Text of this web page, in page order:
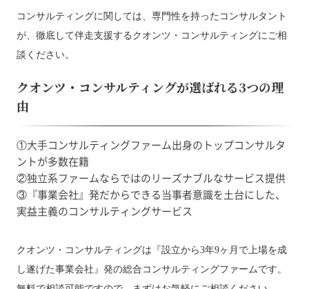
コンサルティングに関しては、専門性を持ったコンサルタント
が、徹底して伴走支援するクオンツ・コンサルティングにご相
談ください。
クオンツ・コンサルティングが選ばれる3つの理
由
①大手コンサルティングファーム出身のトップコンサルタ
ントが多数在籍
②独立系ファームならではのリーズナブルなサービス提供
③『事業会社』発だからできる当事者意識を土台にした、
実益主義のコンサルティングサービス
クオンツ・コンサルティングは『設立から3年9ヶ月で上場を成
し遂げた事業会社』発の総合コンサルティングファームです。